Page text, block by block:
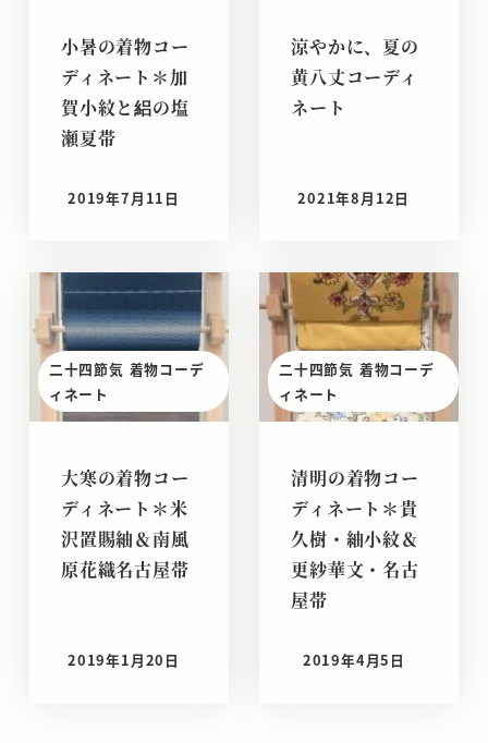
小暑の着物コー
ディネート＊加
賀小紋と絽の塩
瀬夏帯
投稿日
2019年7月11日
涼やかに、夏の
黄八丈コーディ
ネート
投稿日
2021年8月12日
二十四節気 着物コーデ
ィネート
大寒の着物コー
ディネート＊米
沢置賜紬＆南風
原花織名古屋帯
投稿日
2019年1月20日
二十四節気 着物コーデ
ィネート
清明の着物コー
ディネート＊貴
久樹・紬小紋＆
更紗華文・名古
屋帯
投稿日
2019年4月5日